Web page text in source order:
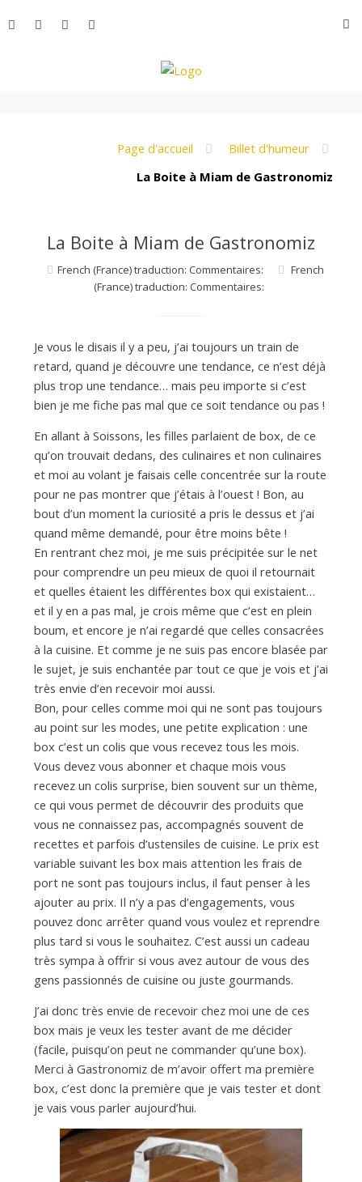
au
M
Page d'accueil
Billet d'humeur
La Boite à Miam de Gastronomiz
La Boite à Miam de Gastronomiz
French (France) traduction: Commentaires:
French
(France) traduction: Commentaires:
Je vous le disais il y a peu, j’ai toujours un train de
retard, quand je découvre une tendance, ce n’est déjà
plus trop une tendance… mais peu importe si c’est
bien je me fiche pas mal que ce soit tendance ou pas !
En allant à Soissons, les filles parlaient de box, de ce
qu’on trouvait dedans, des culinaires et non culinaires
et moi au volant je faisais celle concentrée sur la route
pour ne pas montrer que j’étais à l’ouest ! Bon, au
bout d’un moment la curiosité a pris le dessus et j’ai
quand même demandé, pour être moins bête !
En rentrant chez moi, je me suis précipitée sur le net
pour comprendre un peu mieux de quoi il retournait
et quelles étaient les différentes box qui existaient…
et il y en a pas mal, je crois même que c’est en plein
boum, et encore je n’ai regardé que celles consacrées
à la cuisine. Et comme je ne suis pas encore blasée par
le sujet, je suis enchantée par tout ce que je vois et j’ai
très envie d’en recevoir moi aussi.
Bon, pour celles comme moi qui ne sont pas toujours
au point sur les modes, une petite explication : une
box c’est un colis que vous recevez tous les mois.
Vous devez vous abonner et chaque mois vous
recevez un colis surprise, bien souvent sur un thème,
ce qui vous permet de découvrir des produits que
vous ne connaissez pas, accompagnés souvent de
recettes et parfois d’ustensiles de cuisine. Le prix est
variable suivant les box mais attention les frais de
port ne sont pas toujours inclus, il faut penser à les
ajouter au prix. Il n’y a pas d’engagements, vous
pouvez donc arrêter quand vous voulez et reprendre
plus tard si vous le souhaitez. C’est aussi un cadeau
très sympa à offrir si vous avez autour de vous des
gens passionnés de cuisine ou juste gourmands.
J’ai donc très envie de recevoir chez moi une de ces
box mais je veux les tester avant de me décider
(facile, puisqu’on peut ne commander qu’une box).
Merci à Gastronomiz de m’avoir offert ma première
box, c’est donc la première que je vais tester et dont
je vais vous parler aujourd’hui.